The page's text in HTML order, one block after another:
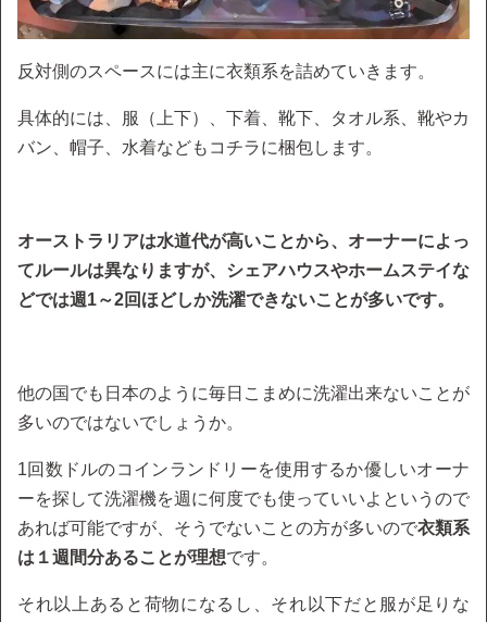
反対側のスペースには主に衣類系を詰めていきます。
具体的には、服（上下）、下着、靴下、タオル系、靴やカ
バン、帽子、水着などもコチラに梱包します。
オーストラリアは水道代が高いことから、オーナーによっ
てルールは異なりますが、シェアハウスやホームステイな
どでは週1～2回ほどしか洗濯できないことが多いです。
他の国でも日本のように毎日こまめに洗濯出来ないことが
多いのではないでしょうか。
1回数ドルのコインランドリーを使用するか優しいオーナ
ーを探して洗濯機を週に何度でも使っていいよというので
あれば可能ですが、そうでないことの方が多いので衣類系
は１週間分あることが理想です。
それ以上あると荷物になるし、それ以下だと服が足りな